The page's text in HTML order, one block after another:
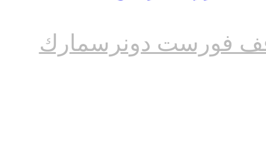
فورست دونرسمارك